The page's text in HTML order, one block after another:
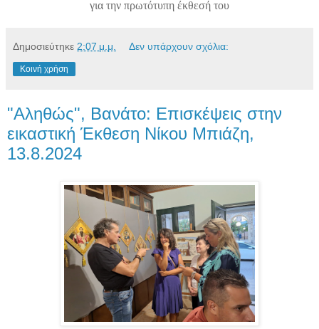
για την πρωτότυπη έκθεσή του
Δημοσιεύτηκε 2:07 μ.μ. Δεν υπάρχουν σχόλια:
Κοινή χρήση
"Αληθώς", Βανάτο: Επισκέψεις στην
εικαστική Έκθεση Νίκου Μπιάζη,
13.8.2024